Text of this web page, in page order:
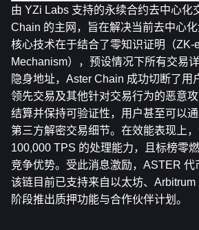
由 YZi Labs 支持的永续合约去中心化
Chain 的主网，旨在解决当前去中心
核心技术在于结合了零知识证明（
Mechanism），预设情况下所有交易
隐身地址，Aster Chain 成功切断了
领先交易及其他针对交易行为的恶意
结算并保持可验证性，用户甚至可以
第三方解密交易细节。在效能表现上
100,000 TPS 的处理能力，且标榜零
竞争优势。受此消息激励，ASTER
该链目前已支持来自以太坊、
阶段推出质押功能与合作伙伴计划。